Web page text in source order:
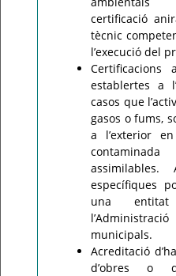
certificació
tècnic
l’execució del
Certificacions
establertes a
casos que
gasos o fums,
a l’exterior
assimilables.
específiques
una entitat
municipals.
Acreditació
d’obres o